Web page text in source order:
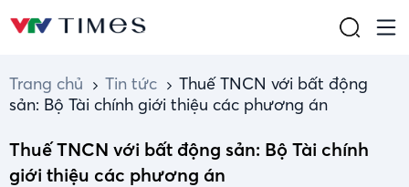
Trang chủ Tin tức
Thuế TNCN với bất động
sản: Bộ Tài chính giới thiệu các phương án
Thuế TNCN với bất động sản: Bộ Tài chính
giới thiệu các phương án